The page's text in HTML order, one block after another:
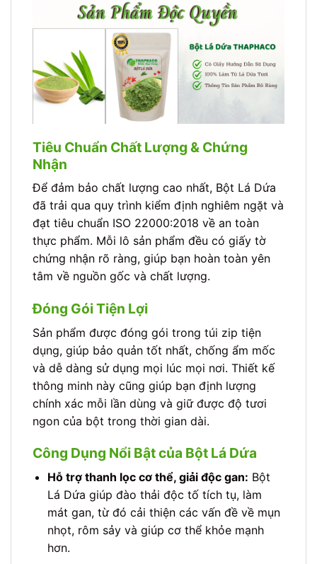
Tiêu Chuẩn Chất Lượng & Chứng
Nhận
Để đảm bảo chất lượng cao nhất, Bột Lá Dứa
đã trải qua quy trình kiểm định nghiêm ngặt và
đạt tiêu chuẩn ISO 22000:2018 về an toàn
thực phẩm. Mỗi lô sản phẩm đều có giấy tờ
chứng nhận rõ ràng, giúp bạn hoàn toàn yên
tâm về nguồn gốc và chất lượng.
Đóng Gói Tiện Lợi
Sản phẩm được đóng gói trong túi zip tiện
dụng, giúp bảo quản tốt nhất, chống ẩm mốc
và dễ dàng sử dụng mọi lúc mọi nơi. Thiết kế
thông minh này cũng giúp bạn định lượng
chính xác mỗi lần dùng và giữ được độ tươi
ngon của bột trong thời gian dài.
Công Dụng Nổi Bật của Bột Lá Dứa
Hỗ trợ thanh lọc cơ thể, giải độc gan: Bột
Lá Dứa giúp đào thải độc tố tích tụ, làm
mát gan, từ đó cải thiện các vấn đề về mụn
nhọt, rôm sảy và giúp cơ thể khỏe mạnh
hơn.